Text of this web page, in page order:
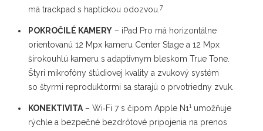
má trackpad s haptickou odozvou. 7
POKROČILÉ KAMERY – iPad Pro má horizontálne
orientovanú 12 Mpx kameru Center Stage a 12 Mpx
širokouhlú kameru s adaptívnym bleskom True Tone.
Štyri mikrofóny štúdiovej kvality a zvukový systém
so štyrmi reproduktormi sa starajú o prvotriedny zvuk.
KONEKTIVITA – Wi‑Fi 7 s čipom Apple N11umožňuje
rýchle a bezpečné bezdrôtové pripojenia na prenos